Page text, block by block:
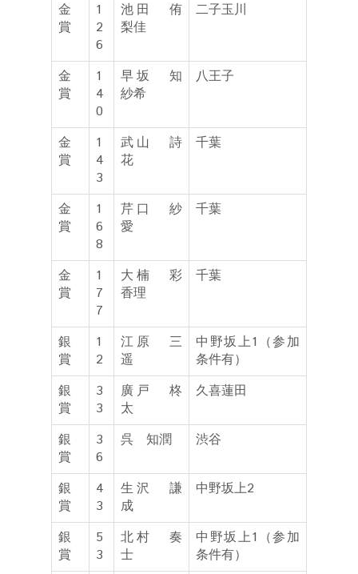
金
賞
1
2
6
池田 侑
梨佳
二子玉川
金
賞
1
4
0
早坂 知
紗希
八王子
金
賞
1
4
3
武山 詩
花
千葉
金
賞
1
6
8
芹口 紗
愛
千葉
金
賞
1
7
7
大楠 彩
香理
千葉
銀
賞
1
2
江原 三
遥
中野坂上1（参加
条件有）
銀
賞
3
3
廣戸 柊
太
久喜蓮田
銀
賞
3
6
呉 知潤 渋谷
銀
賞
4
3
生沢 謙
成
中野坂上2
銀
賞
5
3
北村 奏
士
中野坂上1（参加
条件有）